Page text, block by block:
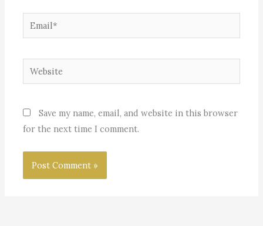
Email*
Website
Save my name, email, and website in this browser
for the next time I comment.